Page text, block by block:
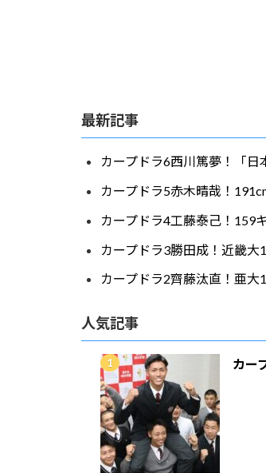
最新記事
カープドラ6西川篤夢！「日
カープドラ5赤木晴哉！
カープドラ4工藤泰己！159
カープドラ3勝田成！近畿大
カープドラ2齊藤汰直！亜大
人気記事
カー